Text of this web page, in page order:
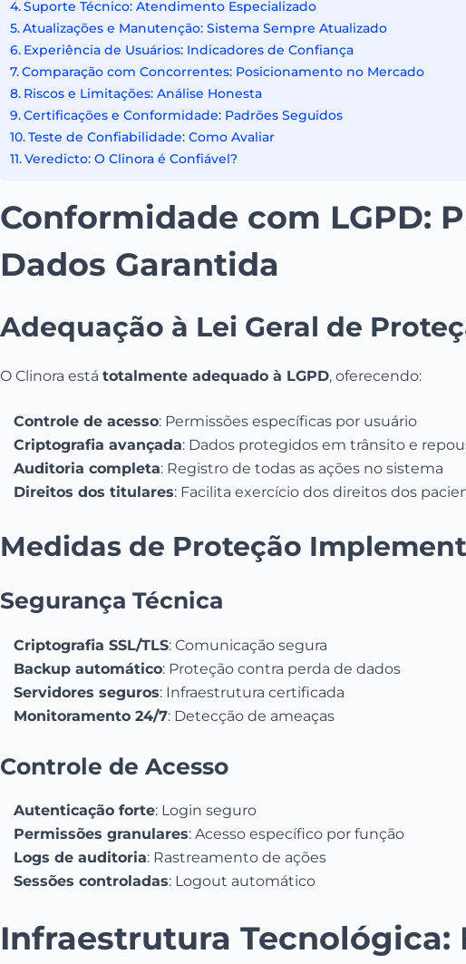
Suporte Técnico: Atendimento Especializado
Atualizações e Manutenção: Sistema Sempre Atualizado
Experiência de Usuários: Indicadores de Confiança
Comparação com Concorrentes: Posicionamento no Mercado
Riscos e Limitações: Análise Honesta
Certificações e Conformidade: Padrões Seguidos
Teste de Confiabilidade: Como Avaliar
Veredicto: O Clinora é Confiável?
Conformidade com LGPD:
Dados Garantida
Adequação à Lei Geral de
O Clinora está totalmente adequado à LGPD, oferecendo:
Controle de acesso: Permissões específicas por usuário
Criptografia avançada: Dados protegidos em trânsito e
Auditoria completa: Registro de todas as ações no sistema
Direitos dos titulares: Facilita exercício dos direitos dos
Medidas de Proteção
Segurança Técnica
Criptografia SSL/TLS: Comunicação segura
Backup automático: Proteção contra perda de dados
Servidores seguros: Infraestrutura certificada
Monitoramento 24/7: Detecção de ameaças
Controle de Acesso
Autenticação forte: Login seguro
Permissões granulares: Acesso específico por função
Logs de auditoria: Rastreamento de ações
Sessões controladas: Logout automático
Infraestrutura Tecnológica: